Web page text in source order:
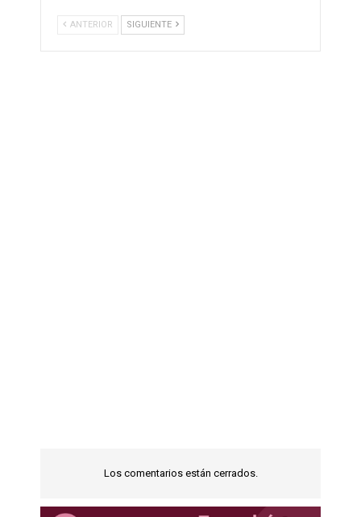
ANTERIOR SIGUIENTE
Los comentarios están cerrados.